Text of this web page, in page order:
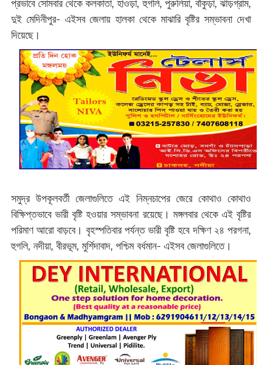
প্রভাবে সোমবার থেকে কলকাতা, হাওড়া, হুগলি, পুরুলিয়া, বাঁকুড়া, ঝাড়গ্রাম,
দুই মেদিনীপুর- এইসব জেলায় হালকা থেকে মাঝারি বৃষ্টির সম্ভাবনা দেখা
দিয়েছে।
সমুদ্র উপকূলবর্তী জেলাগুলিতে এই নিম্নচাপের জেরে কোথাও কোথাও
বিক্ষিপ্তভাবে ভারী বৃষ্টি হওয়ার সম্ভাবনা রয়েছে। মঙ্গলবার থেকে এই বৃষ্টির
পরিমাণ আরো বাড়বে। বৃহস্পতিবার পর্যন্ত ভারী বৃষ্টি হবে দক্ষিণ ২৪ পরগনা,
হুগলি, নদীয়া, বীরভূম, মুর্শিদাবাদ, পশ্চিম বর্ধমান- এইসব জেলাগুলিতে।